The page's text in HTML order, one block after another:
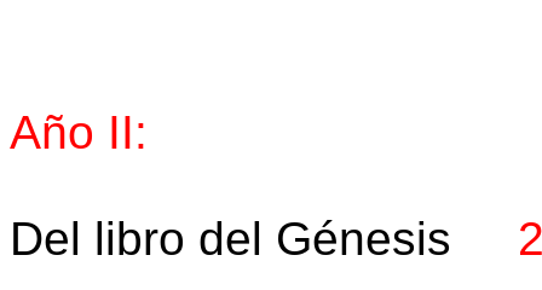
Año II:
Del libro del Génesis